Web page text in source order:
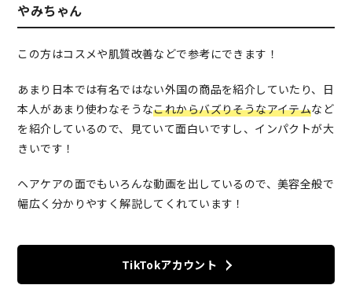
やみちゃん
この方はコスメや肌質改善などで参考にできます！
あまり日本では有名ではない外国の商品を紹介していたり、日
本人があまり使わなそうなこれからバズりそうなアイテムなど
を紹介しているので、見ていて面白いですし、インパクトが大
きいです！
ヘアケアの面でもいろんな動画を出しているので、美容全般で
幅広く分かりやすく解説してくれています！
TikTokアカウント